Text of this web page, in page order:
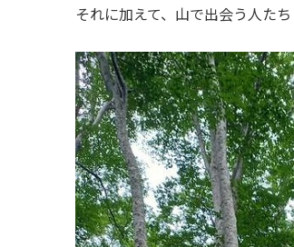
それに加えて、山で出会う人た